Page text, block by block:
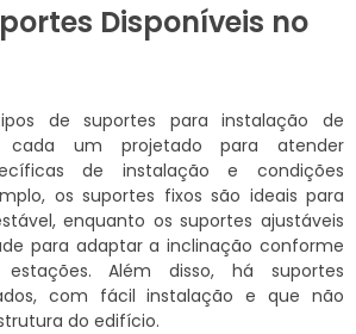
Disponíveis no
de suportes para instalação de
cada um projetado para atender
de instalação e condições
os suportes fixos são ideais para
enquanto os suportes ajustáveis
para adaptar a inclinação conforme
Além disso, há suportes
com fácil instalação e que não
do edifício.